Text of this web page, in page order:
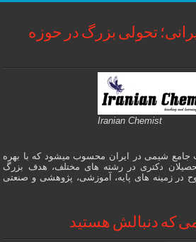
تحولی بزرگ در حوزه
Iranian Chemist
جامع شیمی در ایران محسوب میشود که با بهره
دکتری در رشته های مختلف، هدف بزرگ
زمینه های پایه، آموزشی، پژوهشی و صنعتی
که دنبالش هستید